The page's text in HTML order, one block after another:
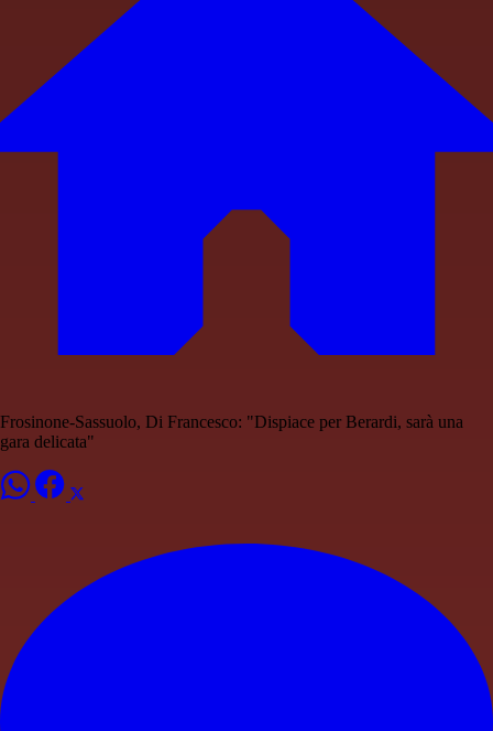
Frosinone-Sassuolo, Di Francesco: "Dispiace per Berardi, sarà una
gara delicata"